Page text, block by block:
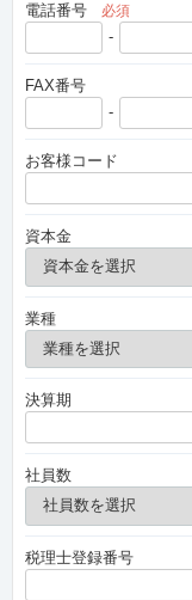
電話番号 必須
-
FAX番号
-
お客様コード
資本金
業種
決算期
社員数
税理士登録番号